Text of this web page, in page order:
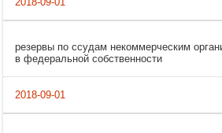
резервы по ссудам некоммерческим
в федеральной собственности